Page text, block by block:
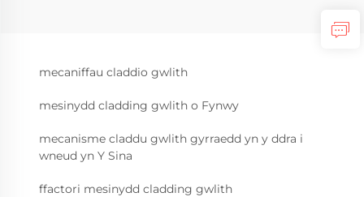
mecaniffau claddio gwlith
mesinydd cladding gwlith o Fynwy
mecanisme claddu gwlith gyrraedd yn y ddra i
wneud yn Y Sina
ffactori mesinydd cladding gwlith